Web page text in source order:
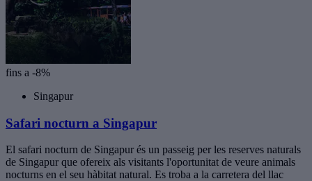
fins a -8%
Singapur
Safari nocturn a Singapur
El safari nocturn de Singapur és un passeig per les reserves naturals
de Singapur que ofereix als visitants l'oportunitat de veure animals
nocturns en el seu hàbitat natural. Es troba a la carretera del llac